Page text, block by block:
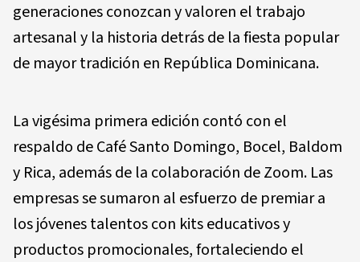
generaciones conozcan y valoren el trabajo
artesanal y la historia detrás de la fiesta popular
de mayor tradición en República Dominicana.
La vigésima primera edición contó con el
respaldo deCafé Santo Domingo, Bocel, Baldom
y Rica, además de la colaboración deZoom. Las
empresas se sumaron al esfuerzo de premiar a
los jóvenes talentos con kits educativos y
productos promocionales, fortaleciendo el